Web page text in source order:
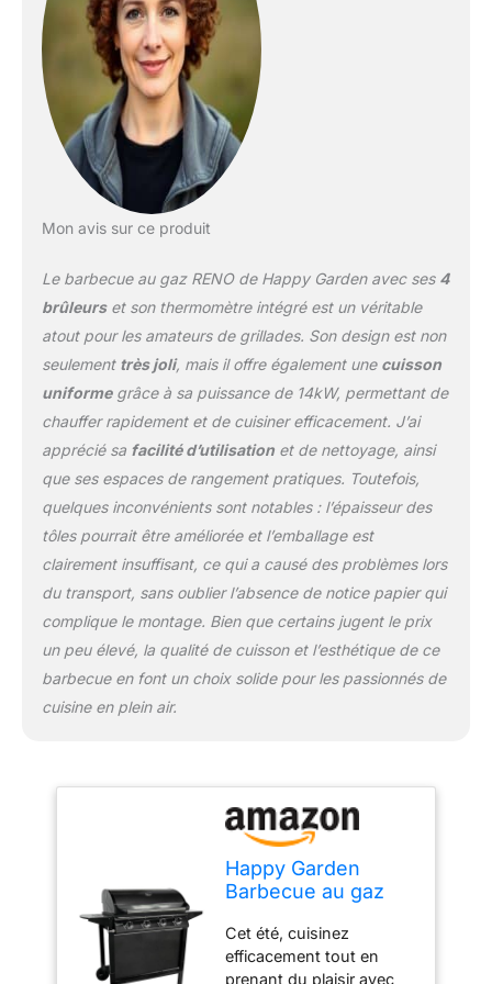
Garantie 2 ans -
Livraison en 1 colis en
pas de porte, en bas
d'immeuble
Mon avis sur ce produit
Le barbecue au gaz RENO de Happy Garden avec ses 4
brûleurset son thermomètre intégré est un véritable
atout pour les amateurs de grillades. Son design est non
seulement très joli, mais il offre également une cuisson
uniformegrâce à sa puissance de 14kW, permettant de
chauffer rapidement et de cuisiner efficacement. J’ai
apprécié sa facilité d’utilisationet de nettoyage, ainsi
que ses espaces de rangement pratiques. Toutefois,
quelques inconvénients sont notables : l’épaisseur des
tôles pourrait être améliorée et l’emballage est
clairement insuffisant, ce qui a causé des problèmes lors
du transport, sans oublier l’absence de notice papier qui
complique le montage. Bien que certains jugent le prix
un peu élevé, la qualité de cuisson et l’esthétique de ce
barbecue en font un choix solide pour les passionnés de
cuisine en plein air.
Happy Garden
Barbecue au gaz
avec thermomètre
14kW
Cet été, cuisinez
efficacement tout en
prenant du plaisir avec